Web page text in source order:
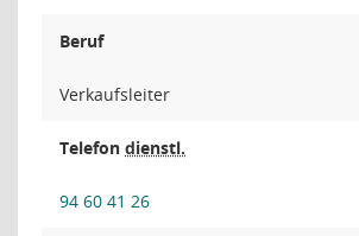
Beruf
Verkaufsleiter
Telefon dienstl.
94 60 41 26